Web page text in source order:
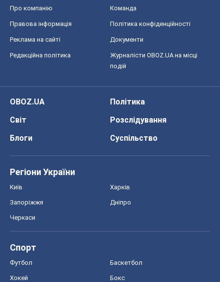
Про компанію Команда
Правова інформація Політика конфіденційності
Реклама на сайті Документи
Редакційна політика
Журналісти OBOZ.UA на місці
подій
OBOZ.UA
Політика
Світ
Розслідування
Блоги
Суспільство
Регіони України
Київ Харків
Запоріжжя Дніпро
Черкаси
Спорт
Футбол Баскетбол
Хокей Бокс